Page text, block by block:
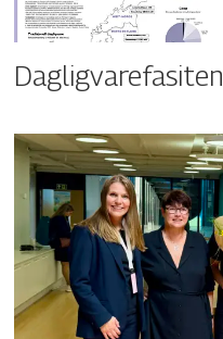
Dagligvarefasiten